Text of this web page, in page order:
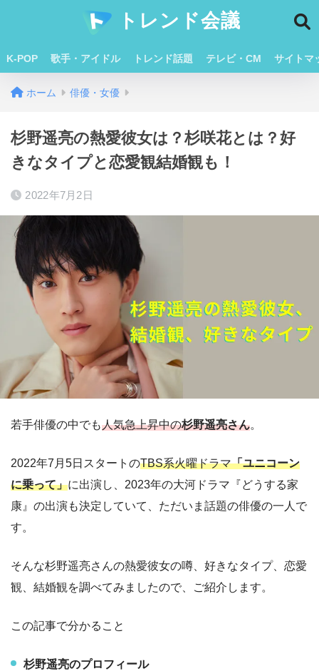
トレンド会議
K-POP 歌手・アイドル トレンド話題 テレビ・CM サイトマ
ホーム 俳優・女優
杉野遥亮の熱愛彼女は？杉咲花とは？好
きなタイプと恋愛観結婚観も！
2022年7月2日
若手俳優の中でも人気急上昇中の杉野遥亮さん。
2022年7月5日スタートのTBS系火曜ドラマ「ユニコーン
に乗って」に出演し、2023年の大河ドラマ『どうする家
康』の出演も決定していて、ただいま話題の俳優の一人で
す。
そんな杉野遥亮さんの熱愛彼女の噂、好きなタイプ、恋愛
観、結婚観を調べてみましたので、ご紹介します。
この記事で分かること
杉野遥亮のプロフィール